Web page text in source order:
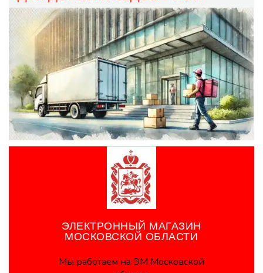
ЭЛЕКТРОННЫЙ МАГАЗИН
МОСКОВСКОЙ ОБЛАСТИ
Мы работаем на ЭМ Московской